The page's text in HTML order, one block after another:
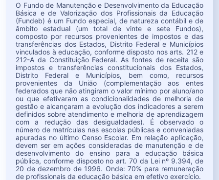
O Fundo de Manutenção e Desenvolvimento da Educação
Básica e de Valorização dos Profissionais da Educação
(Fundeb) é um Fundo especial, de natureza contábil e de
âmbito estadual (um total de vinte e sete Fundos),
composto por recursos provenientes de impostos e das
transferências dos Estados, Distrito Federal e Municípios
vinculados à educação, conforme disposto nos arts. 212 e
212-A da Constituição Federal. As fontes de receita são
impostos e transferências constitucionais dos Estados,
Distrito Federal e Municípios, bem como, recursos
provenientes da União (complementação aos entes
federados que não atingiram o valor mínimo por aluno/ano
ou que efetivaram as condicionalidades de melhoria de
gestão e alcançaram a evolução dos indicadores a serem
definidos sobre atendimento e melhoria de aprendizagem
com a redução das desigualdades). É observado o
número de matrículas nas escolas públicas e conveniadas
apuradas no último Censo Escolar. Em relação aplicação,
devem ser em ações consideradas de manutenção e de
desenvolvimento do ensino para a educação básica
pública, conforme disposto no art. 70 da Lei nº 9.394, de
20 de dezembro de 1996. Onde: 70% para remuneração
de profissionais da educação básica em efetivo exercício.